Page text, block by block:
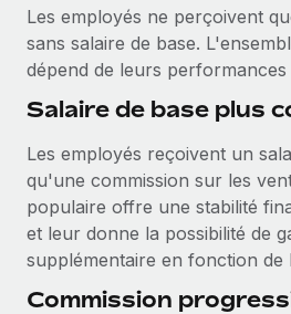
Recevez des conseils
l’international et la conformité
Simplifiez vos processus de
candidats
Remote Watchtower
Gardez un temps d’avance sur
matière de conformité
Gestion des appareils
Remote Build Bientôt
Conseil en intégrations et
l’IA
ÉTUDES DE CAS
Centre de ressources
Obtenir de l’aide
Voir toutes les ressources
Paie multipays
EOR et PEO
Les employés ne perçoivent
sans salaire de base.
dépend de leurs performances
Salaire de base plus
Les employés reçoivent un
qu'une commission sur les
populaire offre une stabilité
et leur donne la possibilité de
supplémentaire en fonction
Commission